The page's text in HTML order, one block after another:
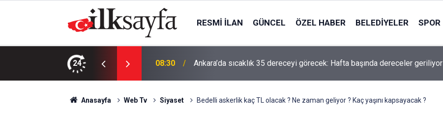
RESMI İLAN GÜNCEL ÖZEL HABER BELEDIYELER SPOR
24 08:30 Ankara’da sıcaklık 35 dereceyi görecek: Hafta başında dereceler geriliyor
Anasayfa Web Tv Siyaset Bedelli askerlik kaç TL olacak ? Ne zaman geliyor ? Kaç yaşını kapsayacak ?